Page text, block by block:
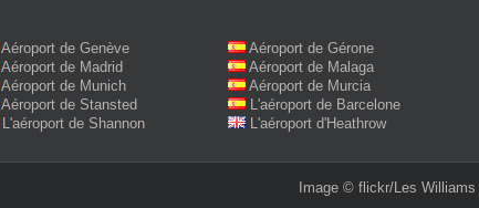
Aéroport de Genève
Aéroport de Gérone
Aéroport de Madrid
Aéroport de Malaga
Aéroport de Munich
Aéroport de Murcia
Aéroport de Stansted
L'aéroport de Barcelone
L'aéroport de Shannon L'aéroport d'Heathrow
Image © flickr/Les Williams